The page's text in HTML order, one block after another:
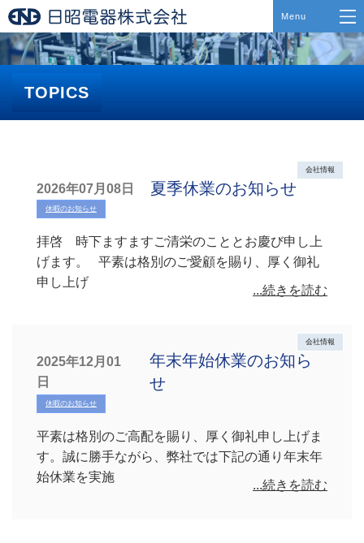
TOPICS
2026年07月08日 夏季休業のお知らせ
会社情報
休暇のお知らせ
拝啓 時下ますますご清栄のこととお慶び申し上
げます。 平素は格別のご愛顧を賜り、厚く御礼
申し上げ
...続きを読む
2025年12月01
日
年末年始休業のお知ら
せ
会社情報
休暇のお知らせ
平素は格別のご高配を賜り、厚く御礼申し上げま
す。誠に勝手ながら、弊社では下記の通り年末年
始休業を実施
...続きを読む